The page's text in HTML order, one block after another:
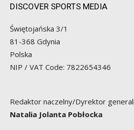
DISCOVER SPORTS MEDIA
Świętojańska 3/1
81-368 Gdynia
Polska
NIP / VAT Code: 7822654346
Redaktor naczelny/Dyrektor
Natalia Jolanta Pobłocka